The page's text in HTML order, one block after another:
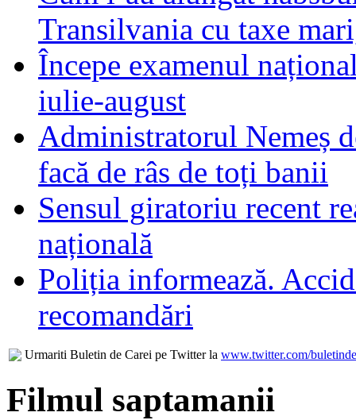
Transilvania cu taxe
Începe examenul
iulie-august
Administratorul Nemeș
facă de râs de toți banii
Sensul giratoriu recent
națională
Poliția informează.
recomandări
Urmariti Buletin de Carei pe Twitter la www.twitter.com/
Filmul saptamanii